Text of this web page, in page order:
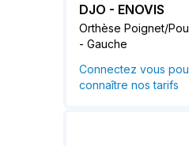
DJO - ENOVIS
Orthèse Poignet/
- Gauche
Connectez vous
connaître nos tarifs